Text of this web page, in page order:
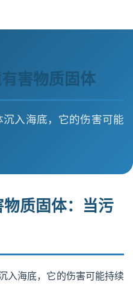
害物质固体
入海底，它的伤害可能
质固体：当污
入海底，它的伤害可能持续